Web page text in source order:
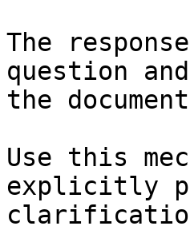
The
question
the
Use this
explicitly